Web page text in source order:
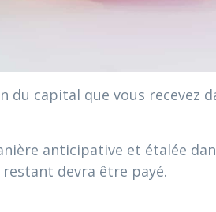
du capital que vous recevez
anticipative et étalée
restant devra être payé.